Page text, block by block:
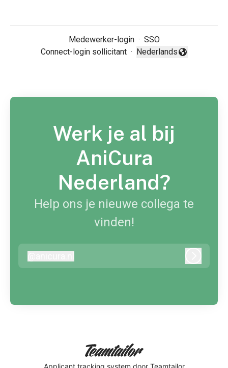
Medewerker-login · SSO
Connect-login sollicitant ·
Taal wijzigen
Nederlands
Werk je al bij
AniCura
Nederland?
Help ons je nieuwe collega te
vinden!
anicura.nl
Applicant tracking system door Teamtailor